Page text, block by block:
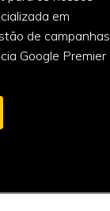
em
de campanhas
Google Premier